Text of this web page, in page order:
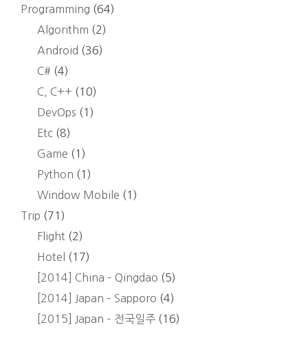
Programming (64)
Algorithm (2)
Android (36)
C# (4)
C, C++ (10)
DevOps (1)
Etc (8)
Game (1)
Python (1)
Window Mobile (1)
Trip (71)
Flight (2)
Hotel
(17)
[2014] China – Qingdao (5)
[2014] Japan – Sapporo (4)
[2015] Japan – 전국일주 (16)